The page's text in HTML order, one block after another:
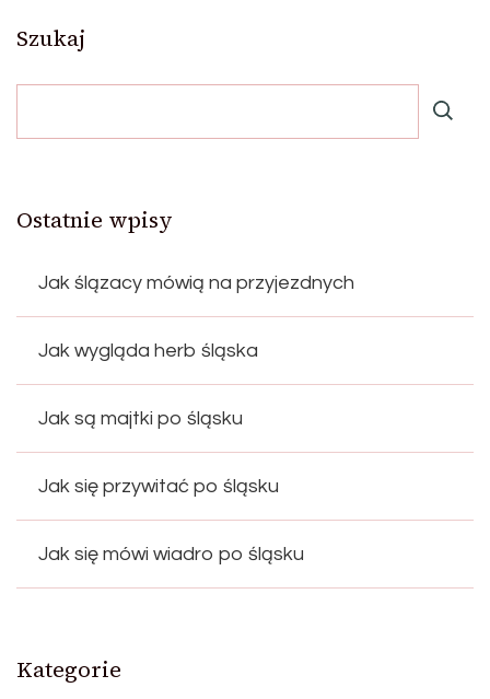
Szukaj
Ostatnie wpisy
Jak ślązacy mówią na przyjezdnych
Jak wygląda herb śląska
Jak są majtki po śląsku
Jak się przywitać po śląsku
Jak się mówi wiadro po śląsku
Kategorie